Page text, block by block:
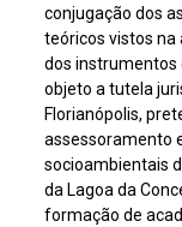
conjugação dos
teóricos vistos na
dos instrumentos
objeto a tutela
Florianópolis,
assessoramento
socioambientais
da Lagoa da
formação de